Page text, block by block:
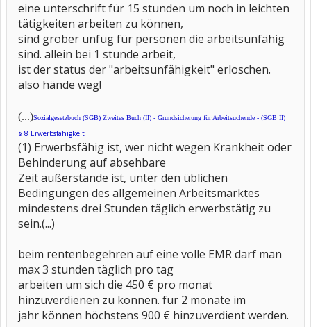
eine unterschrift für 15 stunden um noch in leichten
tätigkeiten arbeiten zu können,
sind grober unfug für personen die arbeitsunfähig
sind. allein bei 1 stunde arbeit,
ist der status der "arbeitsunfähigkeit" erloschen.
also hände weg!
(...)Sozialgesetzbuch (SGB) Zweites Buch (II) - Grundsicherung für Arbeitsuchende - (SGB II)
§ 8 Erwerbsfähigkeit
(1) Erwerbsfähig ist, wer nicht wegen Krankheit oder
Behinderung auf absehbare
Zeit außerstande ist, unter den üblichen
Bedingungen des allgemeinen Arbeitsmarktes
mindestens drei Stunden täglich erwerbstätig zu
sein.(...)
beim rentenbegehren auf eine volle EMR darf man
max 3 stunden täglich pro tag
arbeiten um sich die 450 € pro monat
hinzuverdienen zu können. für 2 monate im
jahr können höchstens 900 € hinzuverdient werden.